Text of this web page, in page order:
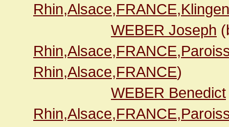
WEBER Joseph
Rhin,Alsace,FRANCE)
WEBER Benedict